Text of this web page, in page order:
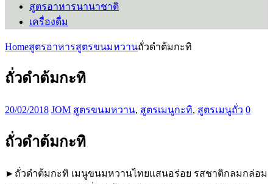
สูตรอาหารนานาชาติ
เครื่องดื่ม
Homeสูตรอาหารสูตรขนมหวานถั่วดําต้มกะทิ
ถั่วดําต้มกะทิ
20/02/2018 JOM สูตรขนมหวาน, สูตรเมนูกะทิ, สูตรเมนูถั่ว 0
ถั่วดําต้มกะทิ
►ถั่วดําต้มกะทิ เมนูขนมหวานไทยแสนอร่อย รสชาติกลมกล่อม